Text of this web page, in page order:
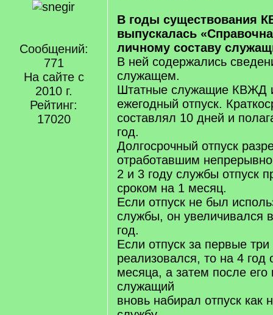
Сообщений:
771
На сайте с
2010 г.
Рейтинг:
17020
В годы существования
выпускалась
личному составу
В ней содержались
служащем.
Штатные служащие КВЖД
ежегодный отпуск.
составлял 10 дней и
год.
Долгосрочный отпуск
отработавшим
2 и 3 году службы отпуск
сроком на 1 месяц.
Если отпуск не был
службы, он увеличивался
год.
Если отпуск за первые три
реализовался, то на 4 год
месяца, а затем после его
служащий
вновь набирал отпуск как